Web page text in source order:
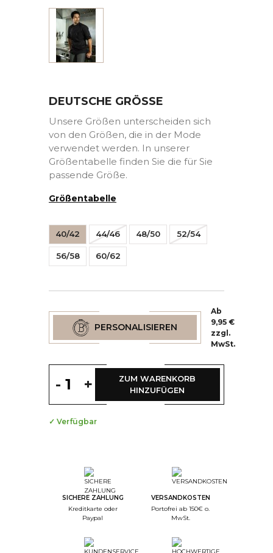
(7 Bewertungen)
DEUTSCHE GRÖSSE
Unsere Größen unterscheiden sich
von den Größen, die in der Mode
verwendet werden. In unserer
Größentabelle finden Sie die für Sie
passende Größe.
Größentabelle
40/42 44/46 48/50 52/54
56/58 60/62
PERSONALISIEREN
Ab
9,95 €
zzgl.
MwSt.
- +
ZUM WARENKORB
HINZUFÜGEN
✓ Verfügbar
Step Color
Step Monogramme
SICHERE ZAHLUNG
Kreditkarte oder
Paypal
VERSANDKOSTEN
Portofrei ab 150€ o.
MwSt.